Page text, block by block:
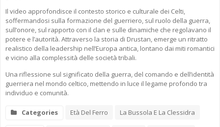
Il video approfondisce il contesto storico e culturale dei Celti,
soffermandosi sulla formazione del guerriero, sul ruolo della guerra,
sull’onore, sul rapporto con il clan e sulle dinamiche che regolavano il
potere e l’autorità. Attraverso la storia di Drustan, emerge un ritratto
realistico della leadership nell’Europa antica, lontano dai miti romantici
e vicino alla complessità delle società tribali.
Una riflessione sul significato della guerra, del comando e dell’identità
guerriera nel mondo celtico, mettendo in luce il legame profondo tra
individuo e comunità.
Categories Età Del Ferro La Bussola E La Clessidra